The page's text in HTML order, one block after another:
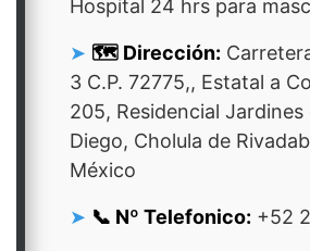
Hospital 24 hrs para
🗺️ Dirección:
3 C.P. 72775,, Estatal a
205, Residencial Jardines
Diego, Cholula de
México
📞 Nº Telefonico: +52